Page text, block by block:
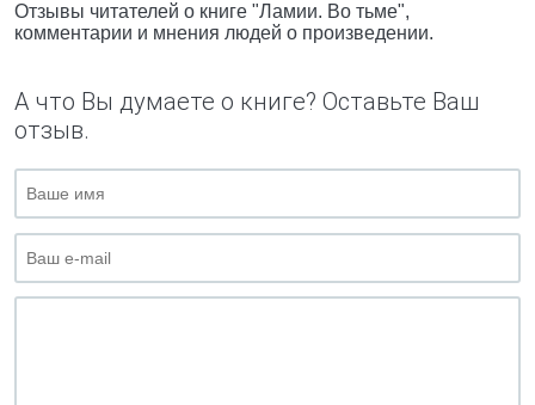
Отзывы читателей о книге "Ламии. Во тьме",
комментарии и мнения людей о произведении.
А что Вы думаете о книге? Оставьте Ваш
отзыв.